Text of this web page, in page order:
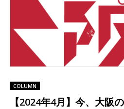
COLUMN
【2024年4月】今、大阪